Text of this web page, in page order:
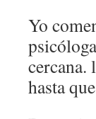
Yo
cercana.
hasta